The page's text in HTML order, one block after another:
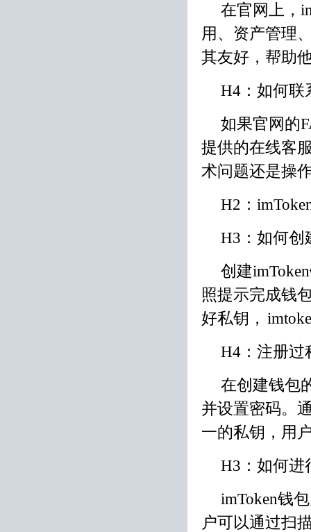
在官网上，
用、资产管理
其友好，帮助
H4：如何联
如果官网的
提供的在线客
术问题还是操
H2：
H3：如何创
创建
照提示完成钱
好私钥，
H4：注册过
在创建钱包
并设置密码。
一的私钥，用
H3：如何进
imToken钱
户可以通过扫